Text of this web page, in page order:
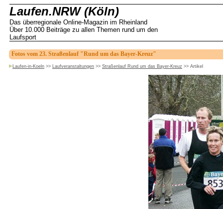
Laufen.NRW (Köln)
Das überregionale Online-Magazin im Rheinland
Über 10.000 Beiträge zu allen Themen rund um den
Laufsport
Fotos vom 23. Straßenlauf "Rund um das Bayer-Kreuz"
Laufen-in-Koeln >> Laufveranstaltungen >> Straßenlauf Rund um das Bayer-Kreuz >> Artikel